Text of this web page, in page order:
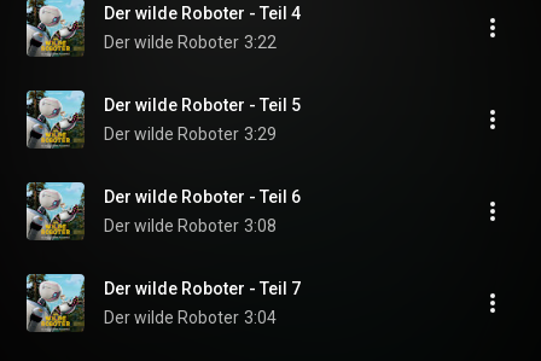
Der wilde Roboter - Teil 4
Der wilde Roboter 3:22
Der wilde Roboter - Teil 5
Der wilde Roboter 3:29
Der wilde Roboter - Teil 6
Der wilde Roboter 3:08
Der wilde Roboter - Teil 7
Der wilde Roboter 3:04